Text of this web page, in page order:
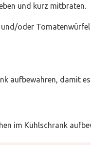
und kurz mitbraten.
oder
aufbewahren, damit
im Kühlschrank